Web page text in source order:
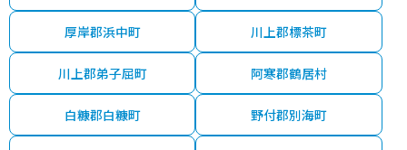
厚岸郡浜中町 川上郡標茶町
川上郡弟子屈町 阿寒郡鶴居村
白糠郡白糠町 野付郡別海町